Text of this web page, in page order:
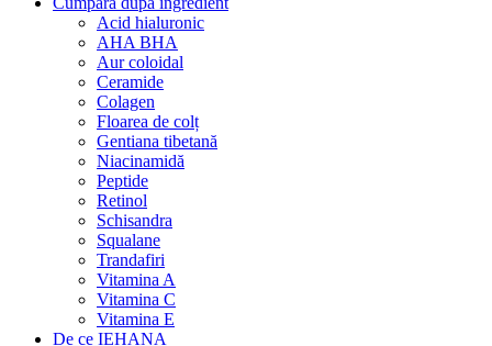
Acid hialuronic
AHA BHA
Aur coloidal
Ceramide
Colagen
Floarea de colț
Gentiana tibetană
Niacinamidă
Peptide
Retinol
Schisandra
Squalane
Trandafiri
Vitamina A
Vitamina C
Vitamina E
De ce IEHANA